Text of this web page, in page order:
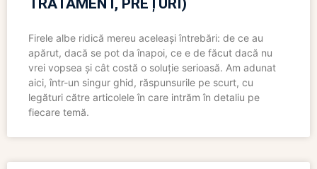
TRATAMENT, PREȚURI)
Firele albe ridică mereu aceleași întrebări: de ce au
apărut, dacă se pot da înapoi, ce e de făcut dacă nu
vrei vopsea și cât costă o soluție serioasă. Am adunat
aici, într-un singur ghid, răspunsurile pe scurt, cu
legături către articolele în care intrăm în detaliu pe
fiecare temă.